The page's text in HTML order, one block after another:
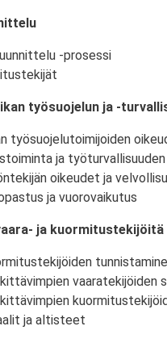
-prosessi
työsuojelun ja -
työsuojelutoimijoiden
ja
oikeudet ja
ja vuorovaikutus
ja kuormitustekijöitä
vaaratekijöiden
ja altisteet